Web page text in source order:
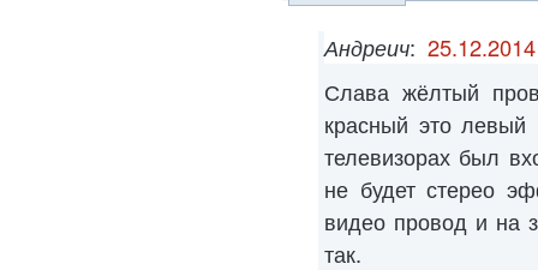
Андреич:
Слава жёлтый
красный это
телевизорах был
не будет стерео
видео провод и на
так.